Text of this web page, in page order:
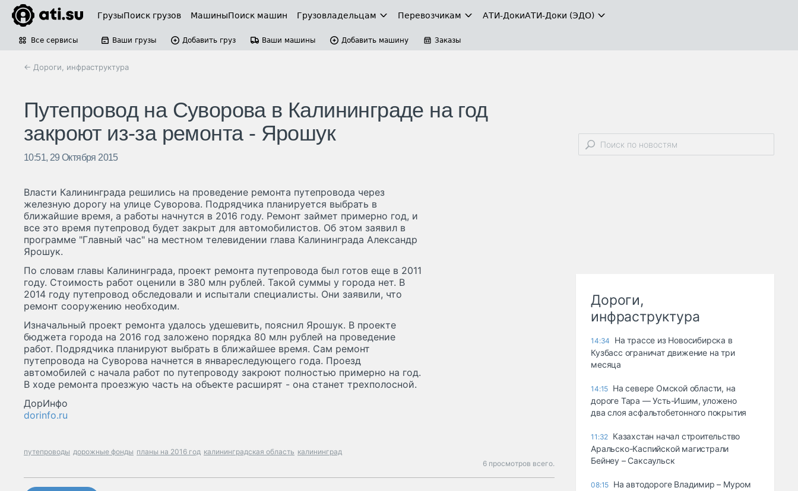
ГрузыПоиск грузов МашиныПоиск машин Грузовладельцам Перевозчикам АТИ-ДокиАТИ-Доки (ЭДО)
Все сервисы Ваши грузы Добавить груз Ваши машины Добавить машину Заказы
← Дороги, инфраструктура
Путепровод на Суворова в Калининграде на год
закроют из-за ремонта - Ярошук
10:51, 29 Октября 2015
Власти Калининграда решились на проведение ремонта путепровода через
железную дорогу на улице Суворова. Подрядчика планируется выбрать в
ближайшие время, а работы начнутся в 2016 году. Ремонт займет примерно год, и
все это время путепровод будет закрыт для автомобилистов. Об этом заявил в
программе "Главный час" на местном телевидении глава Калининграда Александр
Ярошук.
По словам главы Калининграда, проект ремонта путепровода был готов еще в 2011
году. Стоимость работ оценили в 380 млн рублей. Такой суммы у города нет. В
2014 году путепровод обследовали и испытали специалисты. Они заявили, что
ремонт сооружению необходим.
Изначальный проект ремонта удалось удешевить, пояснил Ярошук. В проекте
бюджета города на 2016 год заложено порядка 80 млн рублей на проведение
работ. Подрядчика планируют выбрать в ближайшее время. Сам ремонт
путепровода на Суворова начнется в январеследующего года. Проезд
автомобилей с начала работ по путепроводу закроют полностью примерно на год.
В ходе ремонта проезжую часть на объекте расширят - она станет трехполосной.
ДорИнфо
dorinfo.ru
путепроводы дорожные фонды планы на 2016 год калининградская область калининград
6 просмотров всего.
Дороги,
инфраструктура
14:34
На трассе из Новосибирска в
Кузбасс ограничат движение на три
месяца
14:15 На севере Омской области, на
дороге Тара — Усть-Ишим, уложено
два слоя асфальтобетонного покрытия
11:32 Казахстан начал строительство
Аральско-Каспийской магистрали
Бейнеу – Саксаульск
08:15 На автодороге Владимир – Муром